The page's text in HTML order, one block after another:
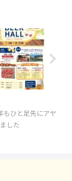
もひと足先にアヤ
した